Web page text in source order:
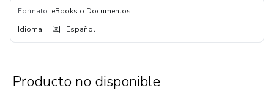
Formato: eBooks o Documentos
Idioma: Español
Producto no disponible